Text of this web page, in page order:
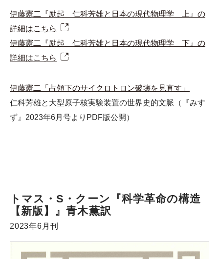
伊藤憲二『励起 仁科芳雄と日本の現代物理学 上』の
詳細はこちら
伊藤憲二『励起 仁科芳雄と日本の現代物理学 下』の
詳細はこちら
伊藤憲二「占領下のサイクロトロン破壊を見直す」
仁科芳雄と大型原子核実験装置の世界史的文脈（『みす
ず』2023年6月号よりPDF版公開）
トマス・S・クーン『科学革命の構造
【新版】』青木薫訳
2023年6月刊